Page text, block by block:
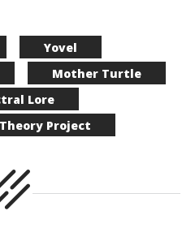
Yovel
Mother Turtle
Lore
Project